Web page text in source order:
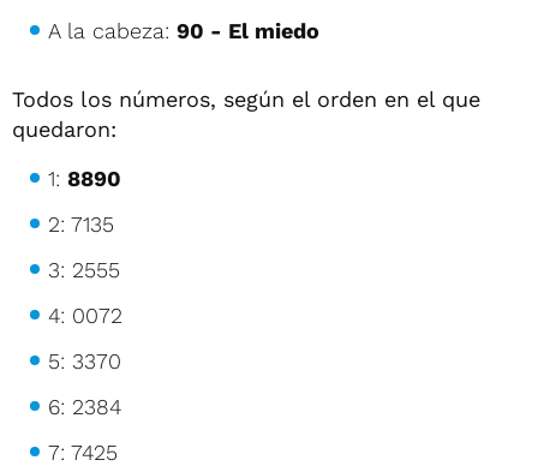
A la cabeza: 90 - El miedo
Todos los números, según el orden en el que
quedaron:
1: 8890
2: 7135
3: 2555
4: 0072
5: 3370
6: 2384
7: 7425